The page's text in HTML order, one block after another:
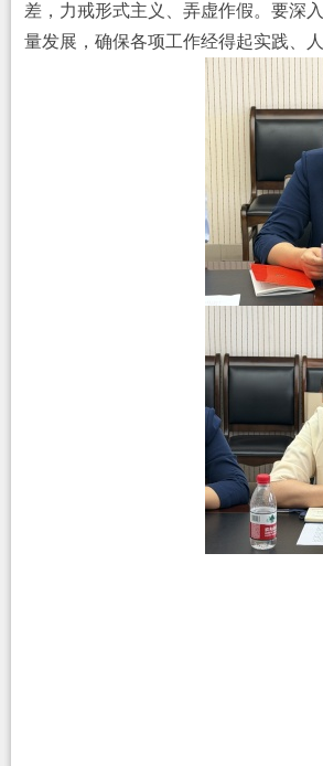
差，力戒形式主义、弄虚作假。要深
量发展，确保各项工作经得起实践、